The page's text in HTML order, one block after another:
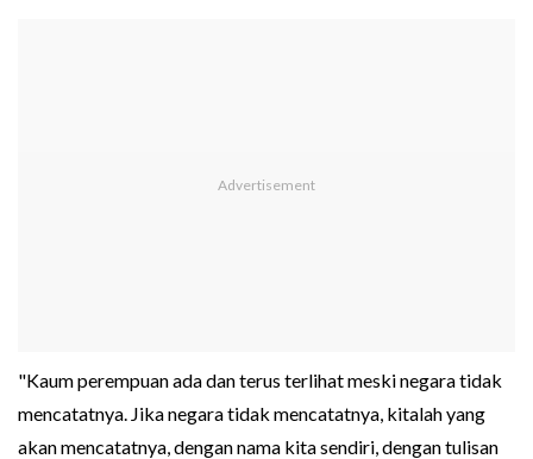
"Kaum perempuan ada dan terus terlihat meski negara tidak
mencatatnya. Jika negara tidak mencatatnya, kitalah yang
akan mencatatnya, dengan nama kita sendiri, dengan tulisan